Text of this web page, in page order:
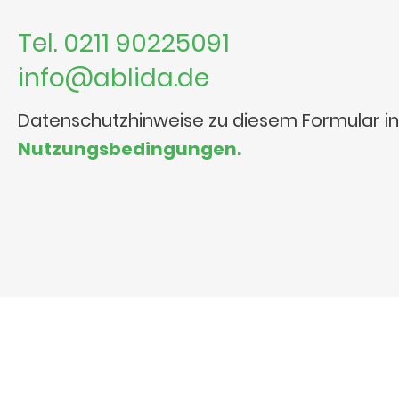
Tel. 0211 90225091
info@ablida.de
Datenschutzhinweise zu diesem Formular
Nutzungsbedingungen.